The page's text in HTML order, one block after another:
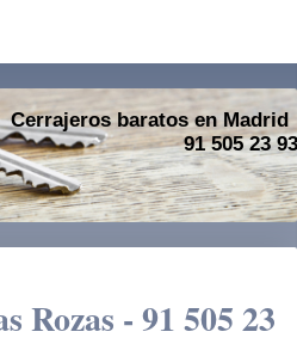
Cerrajeros baratos en Madrid
91 505 23
Rozas - 91 505 23